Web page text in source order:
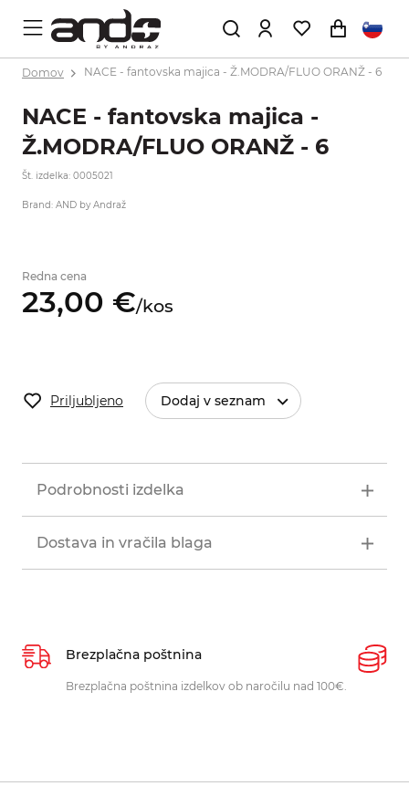
Domov NACE - fantovska majica - Ž.MODRA/FLUO ORANŽ - 6
NACE - fantovska majica -
Ž.MODRA/FLUO ORANŽ - 6
Št. izdelka: 0005021
Brand: AND by Andraž
Redna cena
23,00 €/kos
Priljubljeno Dodaj v seznam
Podrobnosti izdelka
Dostava in vračila blaga
Brezplačna poštnina
Brezplačna poštnina izdelkov ob naročilu nad 100€.